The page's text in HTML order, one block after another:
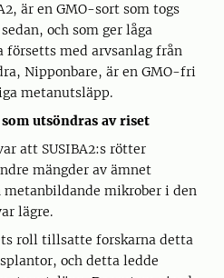
är en GMO-sort som togs
och som ger låga
med arvsanlag från
Nipponbare, är en GMO-fri
metanutsläpp.
utsöndras av riset
att SUSIBA2:s rötter
mängder av ämnet
mikrober i den
lägre.
roll tillsatte forskarna detta
och detta ledde